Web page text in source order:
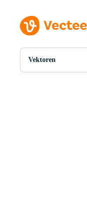
Vektoren
Alle Bilder